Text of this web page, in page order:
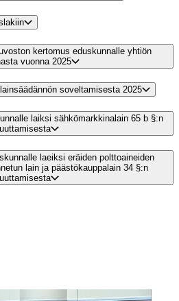
kertomus eduskunnalle yhtiön
vuonna 2025
soveltamisesta 2025
laiksi sähkömarkkinalain 65 b §:n
laeiksi eräiden polttoaineiden
lain ja päästökauppalain 34 §:n